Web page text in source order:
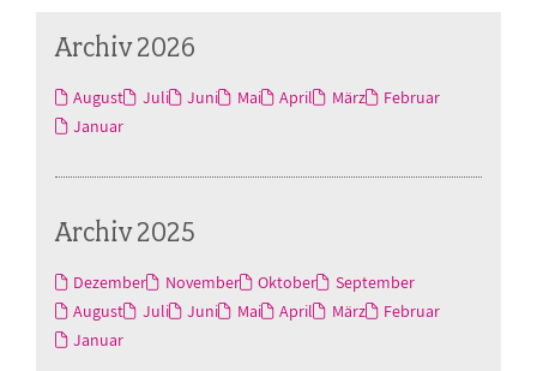
Archiv 2026
August Juli Juni Mai April März
Februar
Januar
Archiv 2025
Dezember November Oktober
September
August
Juli Juni Mai April März
Februar
Januar